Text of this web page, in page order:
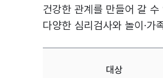
건강한 관계를 만들어 갈
다양한 심리검사와 놀이·
대상